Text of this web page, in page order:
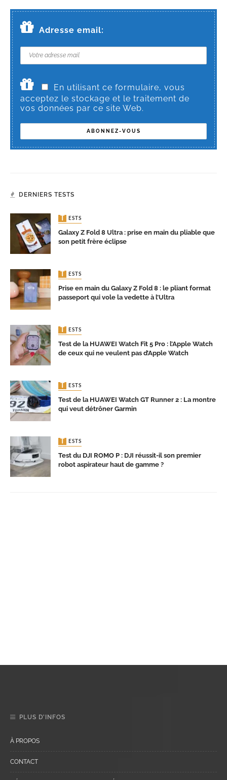
Adresse email:
En utilisant ce formulaire, vous
acceptez le stockage et le traitement de
vos données par ce site Web.
DERNIERS TESTS
TESTS
Galaxy Z Fold 8 Ultra : prise en main du pliable que
son petit frère éclipse
TESTS
Prise en main du Galaxy Z Fold 8 : le pliant format
passeport qui vole la vedette à l’Ultra
TESTS
Test de la HUAWEI Watch Fit 5 Pro : l’Apple Watch
de ceux qui ne veulent pas d’Apple Watch
TESTS
Test de la HUAWEI Watch GT Runner 2 : La montre
qui veut détrôner Garmin
TESTS
Test du DJI ROMO P : DJI réussit-il son premier
robot aspirateur haut de gamme ?
PLUS D’INFOS
À PROPOS
CONTACT